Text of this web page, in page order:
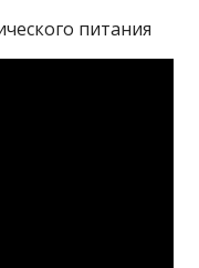
питания